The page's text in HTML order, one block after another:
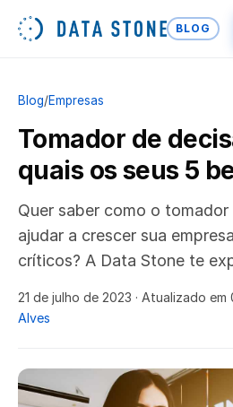
BLOG
Blog/Empresas
Tomador de
quais os seus 5
Quer saber como o
ajudar a crescer sua
críticos? A Data Stone te
21 de julho de 2023 · Atualizado em
Alves